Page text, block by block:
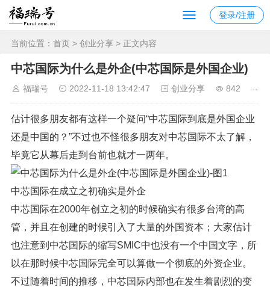
登录/注册
当前位置： 首页 > 创业分享 > 正文内容
中芯国际为什么是外企(中芯国际是外国企业)
福瑞号 2022-11-18 13:42:47 创业分享 842
估计很多朋友都有这样一个疑问“中芯国际到底是外国企业
还是中国的？”不过也不怪很多朋友对中芯国际不太了解，
毕竟它从幕后走到台前也就才一两年。
中芯国际在成立之初确实是外企
中芯国际在2000年创立之初的时候确实有很多台湾的高
管，并且在创建的时候引入了大量的外国资本；大家估计
也注意到中芯国际的缩写SMIC中也没有一个中国文字，所
以在那时候中芯国际完全可以算做一个彻底的外资企业。
不过随着时间的推移，中芯国际内部也在发生着剧烈的变